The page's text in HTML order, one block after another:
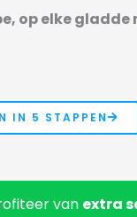
op elke gladde
IN 5 STAPPEN
van extra